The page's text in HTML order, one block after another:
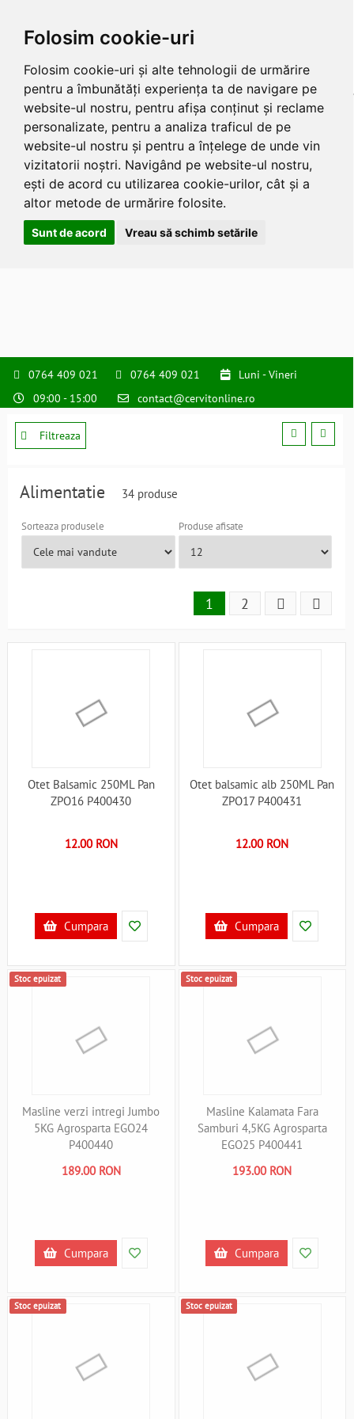
Folosim cookie-uri
Folosim cookie-uri și alte tehnologii de urmărire
pentru a îmbunătăți experiența ta de navigare pe
website-ul nostru, pentru afișa conținut și reclame
personalizate, pentru a analiza traficul de pe
website-ul nostru și pentru a înțelege de unde vin
vizitatorii noștri. Navigând pe website-ul nostru,
ești de acord cu utilizarea cookie-urilor, cât și a
altor metode de urmărire folosite.
Sunt de acord Vreau să schimb setările
0764 409 021 0764 409 021
Luni - Vineri
09:00 - 15:00
contact@cervitonline.ro
Filtreaza
Alimentatie 34 produse
Sorteaza produsele Produse afisate
1 2
Otet Balsamic 250ML Pan
ZPO16 P400430
12.00 RON
Cumpara
Otet balsamic alb 250ML Pan
ZPO17 P400431
12.00 RON
Cumpara
Stoc epuizat
Masline verzi intregi Jumbo
5KG Agrosparta EGO24
P400440
189.00 RON
Cumpara
Stoc epuizat
Masline Kalamata Fara
Samburi 4,5KG Agrosparta
EGO25 P400441
193.00 RON
Cumpara
Stoc epuizat Stoc epuizat